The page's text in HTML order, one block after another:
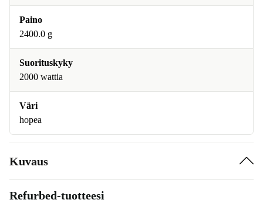
Paino
2400.0 g
Suorituskyky
2000 wattia
Väri
hopea
Kuvaus
Refurbed-tuotteesi